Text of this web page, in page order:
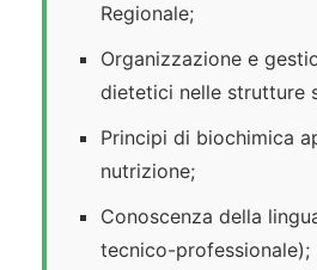
Regionale;
Organizzazione e
dietetici nelle strutture
Principi di biochimica
nutrizione;
Conoscenza della
tecnico-professionale);